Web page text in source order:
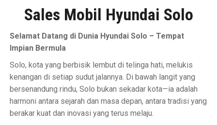
Sales Mobil Hyundai Solo
Selamat Datang di Dunia Hyundai Solo – Tempat
Impian Bermula
Solo, kota yang berbisik lembut di telinga hati, melukis
kenangan di setiap sudut jalannya. Di bawah langit yang
bersenandung rindu, Solo bukan sekadar kota—ia adalah
harmoni antara sejarah dan masa depan, antara tradisi yang
berakar kuat dan inovasi yang terus melaju.